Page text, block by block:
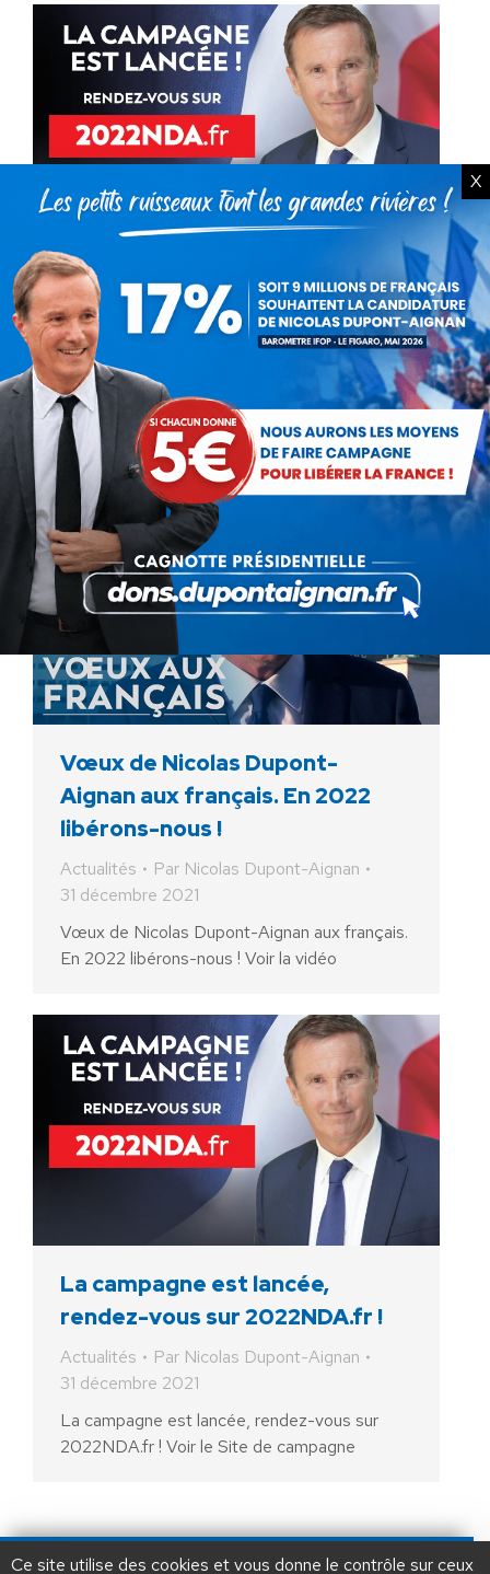
La campagne est lancée,
rendez-vous sur 2022NDA.fr !
Actualités
Nicolas Dupont-Aignan
31 décembre 2021
La campagne est lancée, rendez-vous sur
2022NDA.fr ! Voir le Site de campagne
Vœux de Nicolas Dupont-
Aignan aux français. En 2022
libérons-nous !
Actualités Par Nicolas Dupont-Aignan
31 décembre 2021
Vœux de Nicolas Dupont-Aignan aux français.
En 2022 libérons-nous ! Voir la vidéo
La campagne est lancée,
rendez-vous sur 2022NDA.fr !
Actualités Par Nicolas Dupont-Aignan
31 décembre 2021
La campagne est lancée, rendez-vous sur
2022NDA.fr ! Voir le Site de campagne
X
LIBÉRER LA FRANCE
JE FAIS UN DON À DLF
Ce site utilise des cookies et vous donne le contrôle sur ceux